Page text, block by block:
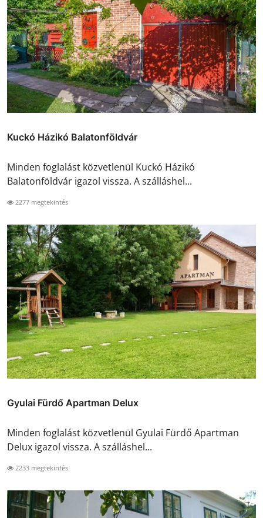
Kuckó Házikó Balatonföldvár
Minden foglalást közvetlenül Kuckó Házikó
Balatonföldvár igazol vissza. A szálláshel...
2277 megtekintés
Gyulai Fürdő Apartman Delux
Minden foglalást közvetlenül Gyulai Fürdő Apartman
Delux igazol vissza. A szálláshel...
2233 megtekintés